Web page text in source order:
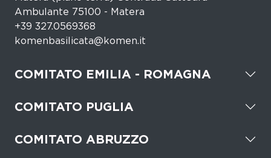
Ambulante 75100 - Matera
+39 327.0569368
komenbasilicata@komen.it
COMITATO EMILIA - ROMAGNA
COMITATO PUGLIA
COMITATO ABRUZZO